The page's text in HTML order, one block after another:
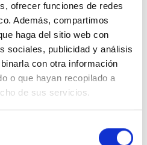
ofrecer funciones de redes
Además, compartimos
haga del sitio web con
sociales, publicidad y análisis
con otra información
o que hayan recopilado a
de sus servicios.